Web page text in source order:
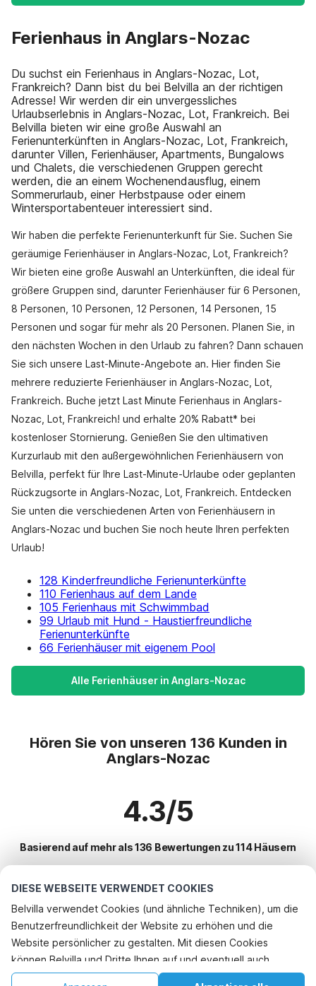
DIESE WEBSEITE VERWENDET COOKIES
Belvilla verwendet Cookies (und ähnliche Techniken), um die
Benutzerfreundlichkeit der Website zu erhöhen und die
Website persönlicher zu gestalten. Mit diesen Cookies
können Belvilla und Dritte Ihnen auf und eventuell auch
außerhalb unserer Website folgen, um Werbung Ihren
Ferienhaus in Anglars-Nozac
Du suchst ein Ferienhaus in Anglars-Nozac, Lot,
Frankreich? Dann bist du bei Belvilla an der richtigen
Adresse! Wir werden dir ein unvergessliches
Urlaubserlebnis in Anglars-Nozac, Lot, Frankreich. Bei
Belvilla bieten wir eine große Auswahl an
Ferienunterkünften in Anglars-Nozac, Lot, Frankreich,
darunter Villen, Ferienhäuser, Apartments, Bungalows
und Chalets, die verschiedenen Gruppen gerecht
werden, die an einem Wochenendausflug, einem
Sommerurlaub, einer Herbstpause oder einem
Wintersportabenteuer interessiert sind.
Wir haben die perfekte Ferienunterkunft für Sie. Suchen Sie
geräumige Ferienhäuser in Anglars-Nozac, Lot, Frankreich?
Wir bieten eine große Auswahl an Unterkünften, die ideal für
größere Gruppen sind, darunter Ferienhäuser für 6 Personen,
8 Personen, 10 Personen, 12 Personen, 14 Personen, 15
Personen und sogar für mehr als 20 Personen. Planen Sie, in
den nächsten Wochen in den Urlaub zu fahren? Dann schauen
Sie sich unsere Last-Minute-Angebote an. Hier finden Sie
mehrere reduzierte Ferienhäuser in Anglars-Nozac, Lot,
Frankreich. Buche jetzt Last Minute Ferienhaus in Anglars-
Nozac, Lot, Frankreich! und erhalte 20% Rabatt* bei
kostenloser Stornierung. Genießen Sie den ultimativen
Kurzurlaub mit den außergewöhnlichen Ferienhäusern von
Belvilla, perfekt für Ihre Last-Minute-Urlaube oder geplanten
Rückzugsorte in Anglars-Nozac, Lot, Frankreich. Entdecken
Sie unten die verschiedenen Arten von Ferienhäusern in
Anglars-Nozac und buchen Sie noch heute Ihren perfekten
Urlaub!
128 Kinderfreundliche Ferienunterkünfte
110 Ferienhaus auf dem Lande
105 Ferienhaus mit Schwimmbad
99 Urlaub mit Hund - Haustierfreundliche
Ferienunterkünfte
66 Ferienhäuser mit eigenem Pool
Alle Ferienhäuser in Anglars-Nozac
Hören Sie von unseren 136 Kunden in
Anglars-Nozac
4.3/5
Basierend auf mehr als 136 Bewertungen zu 114 Häusern
Beliebteste Reiseziele für Urlaub
Top-Städte mit Top-Annehmlichkeiten für den Urlaub
Ferienhaus mit Schwimmbad gourdon
Kinderfreundliche Ferienunterkünfte masclat
Beliebte Ausstattungen für Urlaub in Anglars-nozac
Kinderfreundliche Ferienunterkünfte